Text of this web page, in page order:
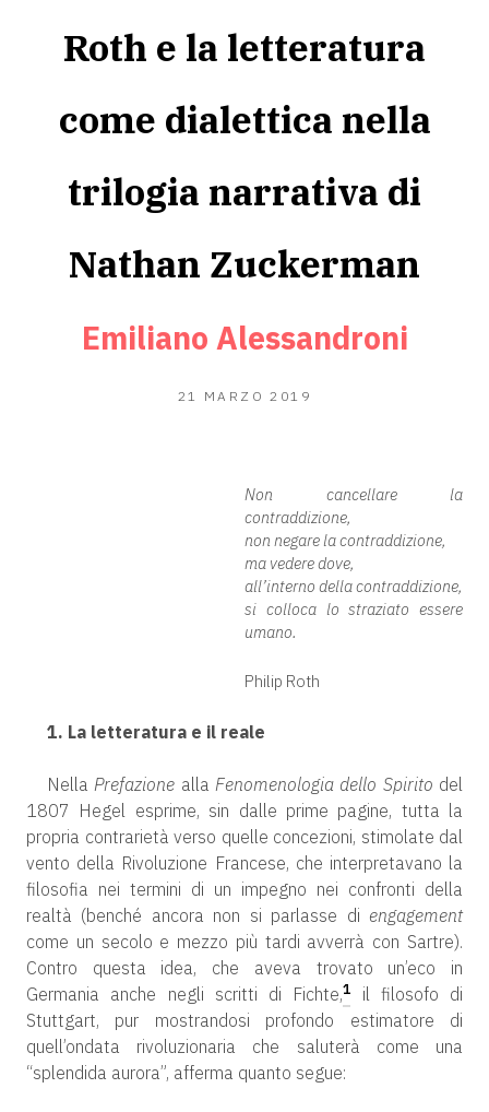
Roth e la letteratura
come dialettica nella
trilogia narrativa di
Nathan Zuckerman
Emiliano Alessandroni
21 MARZO 2019
Non cancellare la
contraddizione,
non negare la contraddizione,
ma vedere dove,
all’interno della contraddizione,
si colloca lo straziato essere
umano.
Philip Roth
1. La letteratura e il reale
NellaPrefazione alla Fenomenologia dello Spirito del
1807 Hegel esprime, sin dalle prime pagine, tutta la
propria contrarietà verso quelle concezioni, stimolate dal
vento della Rivoluzione Francese, che interpretavano la
filosofia nei termini di un impegno nei confronti della
realtà (benché ancora non si parlasse di engagement
come un secolo e mezzo più tardi avverrà con Sartre).
Contro questa idea, che aveva trovato un’eco in
Germania anche negli scritti di Fichte,1
il filosofo di
Stuttgart, pur mostrandosi profondo estimatore di
quell’ondata rivoluzionaria che saluterà come una
“splendida aurora”, afferma quanto segue: